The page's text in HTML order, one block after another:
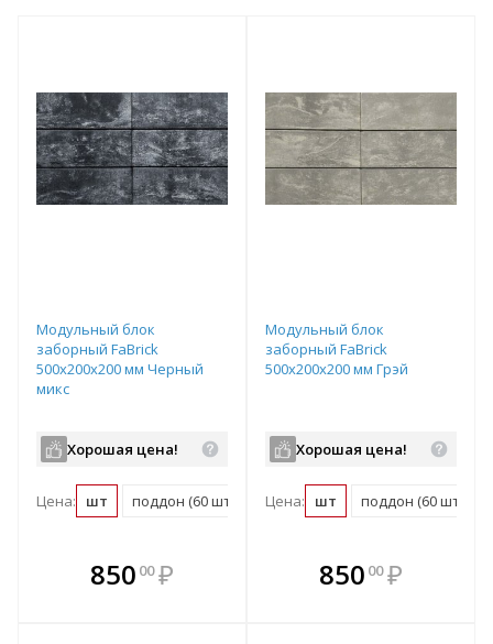
Модульный блок
заборный FaBrick
500х200х200 мм Черный
микс
Хорошая цена!
Цена: шт поддон (60 шт)
850 00 ₽
В комплекте
всегда выгоднее!
Модульный блок
заборный FaBrick
500х200х200 мм Грэй
Хорошая цена!
Цена: шт поддон (60 шт)
В комплекте
всегда выгоднее!
850 00 ₽